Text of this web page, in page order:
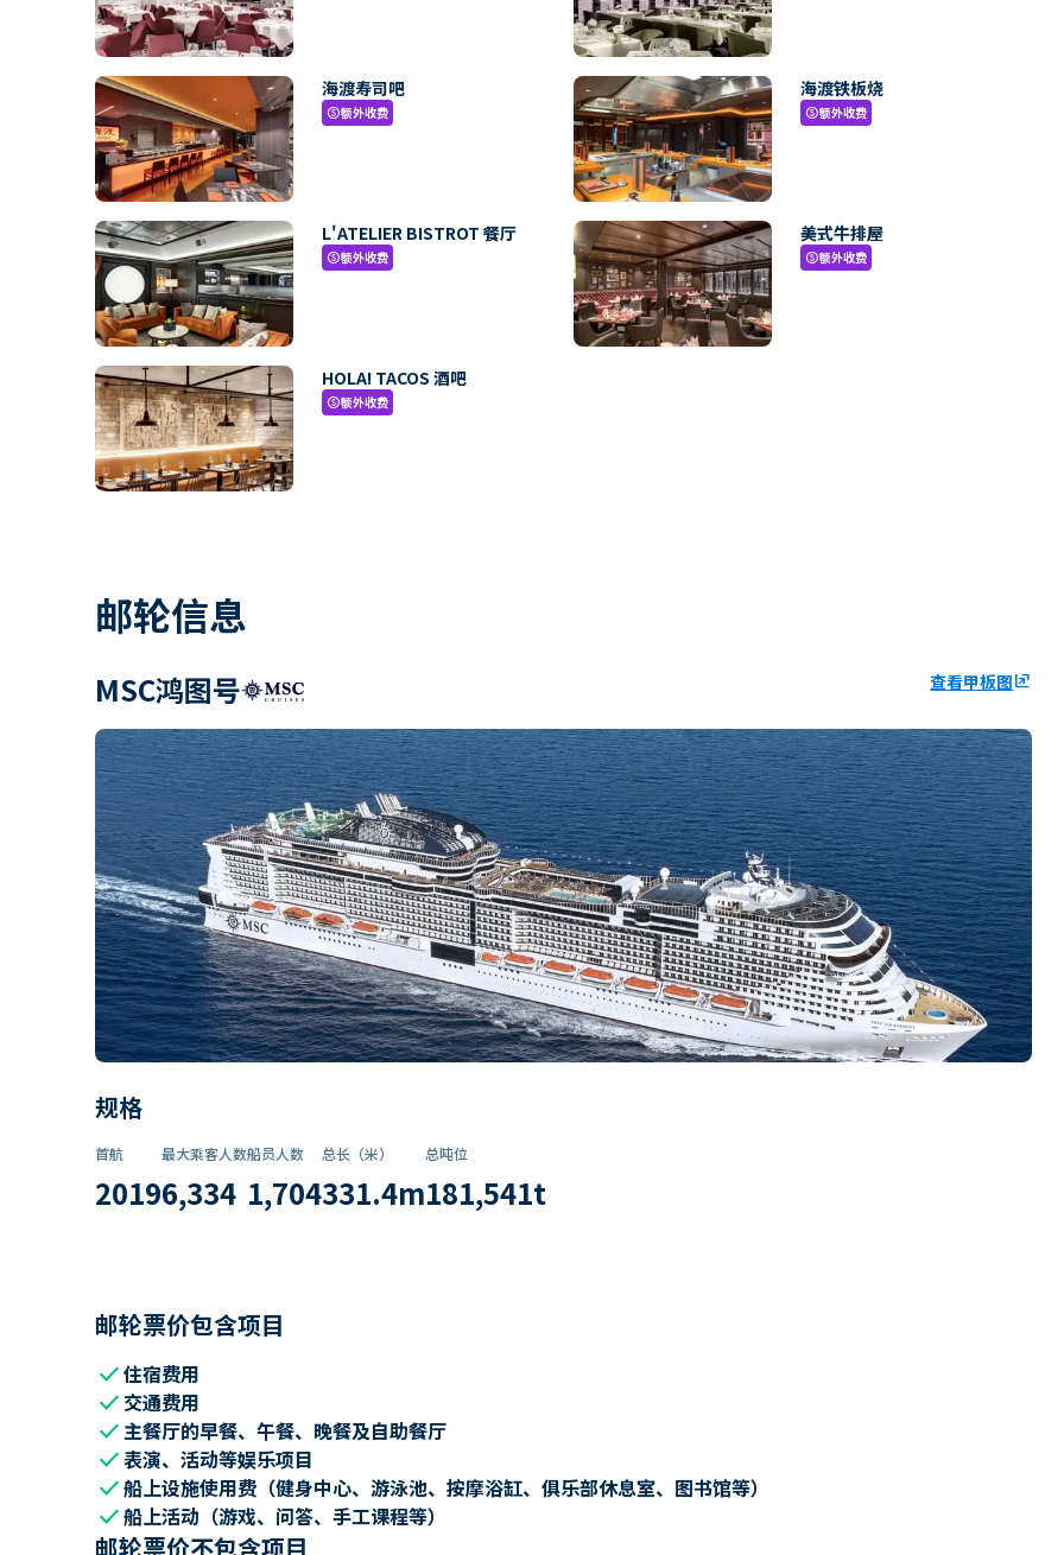
海渡寿司吧
paid额外收费
海渡铁板烧
paid额外收费
L'ATELIER BISTROT 餐厅
paid额外收费
美式牛排屋
paid额外收费
HOLA! TACOS 酒吧
paid额外收费
邮轮信息
MSC鸿图号 查看甲板图ungroup
规格
首航
2019
最大乘客人数
6,334
船员人数
1,704
总长（米）
331.4m
总吨位
181,541t
邮轮票价包含项目
check住宿费用
check 交通费用
check主餐厅的早餐、午餐、晚餐及自助餐厅
check表演、活动等娱乐项目
check船上设施使用费（健身中心、游泳池、按摩浴缸、俱乐部休息室、图书馆等）
check船上活动（游戏、问答、手工课程等）
邮轮票价不包含项目